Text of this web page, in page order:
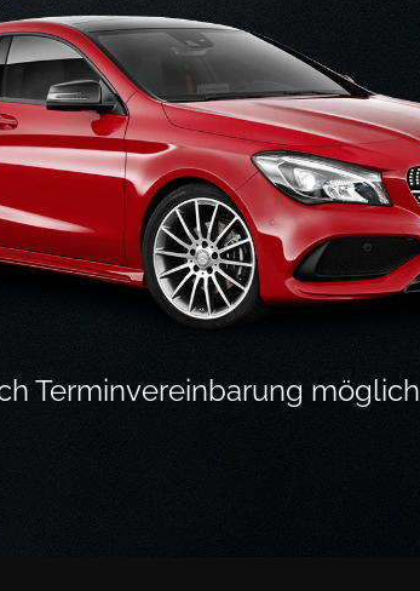
Terminvereinbarung möglich